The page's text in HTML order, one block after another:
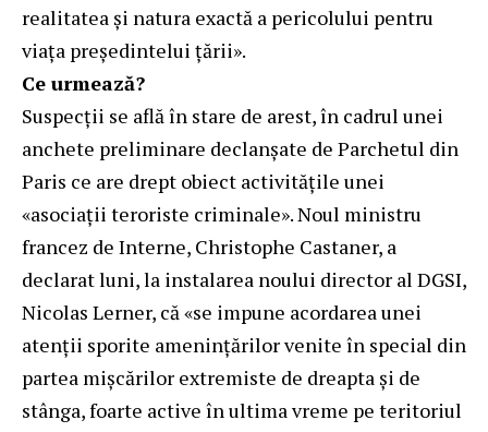
realitatea și natura exactă a pericolului pentru
viața președintelui țării».
Ce urmează?
Suspecții se află în stare de arest, în cadrul unei
anchete preliminare declanșate de Parchetul din
Paris ce are drept obiect activitățile unei
«asociații teroriste criminale». Noul ministru
francez de Interne, Christophe Castaner, a
declarat luni, la instalarea noului director al DGSI,
Nicolas Lerner, că «se impune acordarea unei
atenții sporite amenințărilor venite în special din
partea mișcărilor extremiste de dreapta și de
stânga, foarte active în ultima vreme pe teritoriul